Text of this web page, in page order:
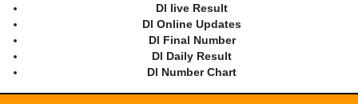
Dl live Result
Dl Online Updates
Dl Final Number
Dl Daily Result
Dl Number Chart